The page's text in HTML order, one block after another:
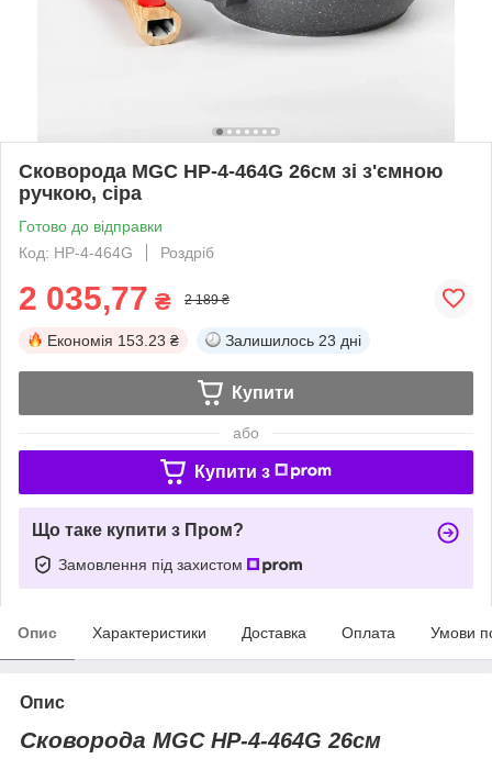
Сковорода MGC HP-4-464G 26см зі з'ємною
ручкою, сіра
Готово до відправки
Код: HP-4-464G
Роздріб
2 035,77 ₴ 2 189 ₴
Економія 153.23 ₴ Залишилось 23 дні
Купити
або
Купити з
Що таке купити з Пром?
Замовлення під захистом
Опис Характеристики Доставка Оплата Умови
Опис
Сковорода MGC HP-4-464G 26см